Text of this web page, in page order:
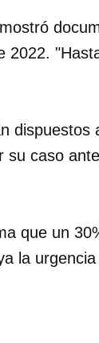
2022.
caso
que un
la